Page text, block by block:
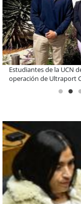
Educación y
encuentro reunió a